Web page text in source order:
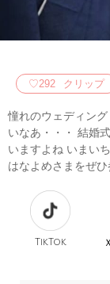
♡292 クリップ
憧れのウェディン
いなあ・・・ 結婚
いますよね いまい
はなよめさまをぜ
TikTok